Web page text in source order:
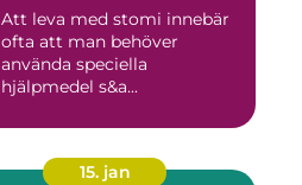
Att leva med stomi innebär
ofta att man behöver
använda speciella
hjälpmedel s&a...
15. jan